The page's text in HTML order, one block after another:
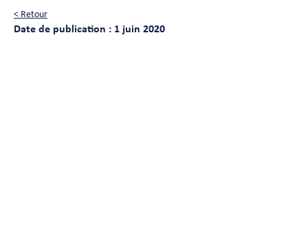
< Retour
Date de publication : 1 juin 2020